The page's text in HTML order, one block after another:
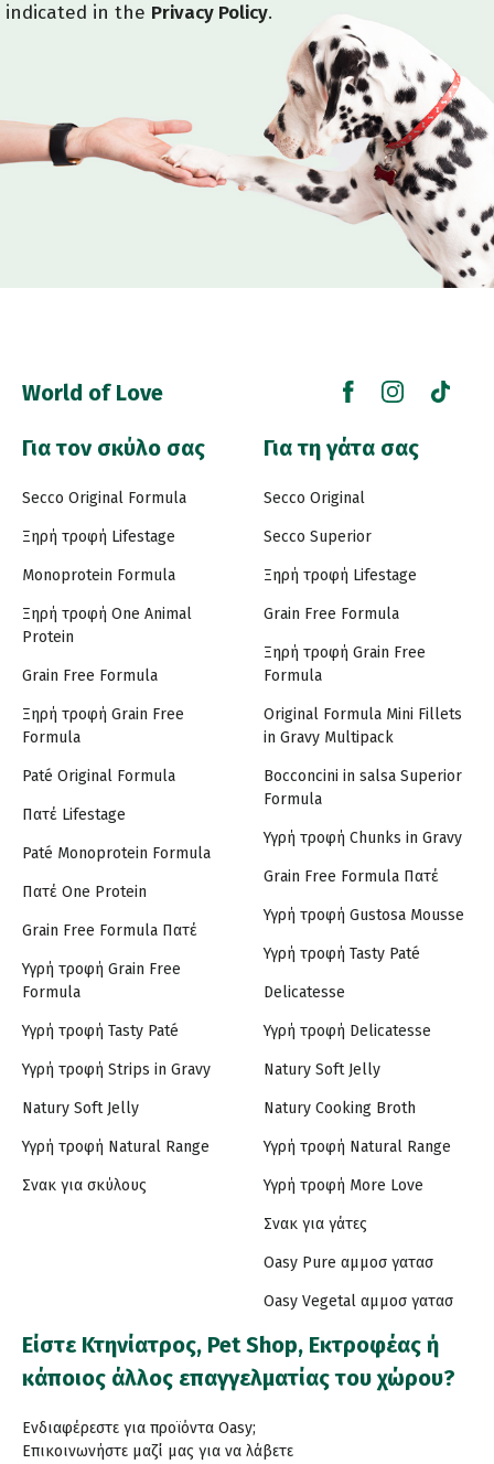
indicated in the Privacy Policy.
World of Love
Για τον σκύλο σας
Secco Original Formula
Ξηρή τροφή Lifestage
Monoprotein Formula
Ξηρή τροφή One Animal
Protein
Grain Free Formula
Ξηρή τροφή Grain Free
Formula
Paté Original Formula
Πατέ Lifestage
Paté Monoprotein Formula
Πατέ One Protein
Grain Free Formula Πατέ
Υγρή τροφή Grain Free
Formula
Υγρή τροφή Tasty Paté
Υγρή τροφή Strips in Gravy
Natury Soft Jelly
Υγρή τροφή Natural Range
Σνακ για σκύλους
Για τη γάτα σας
Secco Original
Secco Superior
Ξηρή τροφή Lifestage
Grain Free Formula
Ξηρή τροφή Grain Free
Formula
Original Formula Mini Fillets
in Gravy Multipack
Bocconcini in salsa Superior
Formula
Υγρή τροφή Chunks in Gravy
Grain Free Formula Πατέ
Υγρή τροφή Gustosa Mousse
Υγρή τροφή Tasty Paté
Delicatesse
Υγρή τροφή Delicatesse
Natury Soft Jelly
Natury Cooking Broth
Υγρή τροφή Natural Range
Υγρή τροφή More Love
Σνακ για γάτες
Oasy Pure αμμοσ γατασ
Oasy Vegetal αμμοσ γατασ
Είστε Κτηνίατρος, Pet Shop, Εκτροφέας ή
κάποιος άλλος επαγγελματίας του χώρου?
Ενδιαφέρεστε για προϊόντα Oasy;
Επικοινωνήστε μαζί μας για να λάβετε